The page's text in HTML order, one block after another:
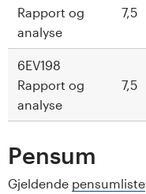
Rapport og
analyse
7,5
6EV198
Rapport og
analyse
7,5
Pensum
Gjeldende pensumliste